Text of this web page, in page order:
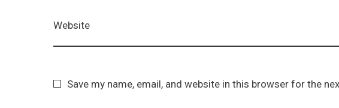
Website
Save my name, email, and website in this browser for the